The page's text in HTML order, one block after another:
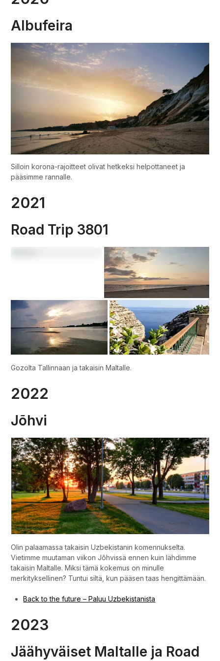
Albufeira
Silloin korona-rajoitteet olivat hetkeksi helpottaneet ja
pääsimme rannalle.
2021
Road Trip 3801
Gozolta Tallinnaan ja takaisin Maltalle.
2022
Jõhvi
Olin palaamassa takaisin Uzbekistanin komennukselta.
Vietimme muutaman viikon Jõhvissä ennen kuin lähdimme
takaisin Maltalle. Miksi tämä kokemus on minulle
merkityksellinen? Tuntui siltä, kun pääsen taas hengittämään.
Back to the future – Paluu Uzbekistanista
2023
Jäähyväiset Maltalle ja Road